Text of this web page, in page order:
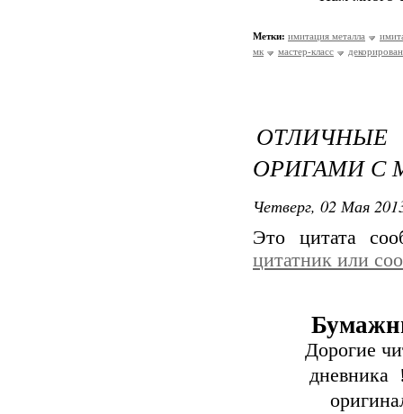
Метки: имитация металла
мк
мастер-класс
ОРИГАМИ С
Четверг, 02 Мая
Это цитата
цитатник или
Дорогие
дневника